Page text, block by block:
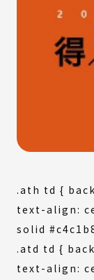
.ath td {
text-align:
solid
.atd td {
text-align: